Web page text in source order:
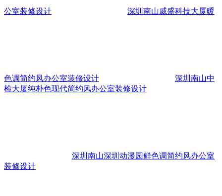
公室装修设计 深圳南山威盛科技大厦暖
色调简约风办公室装修设计
深圳南山中
检大厦纯朴色现代简约风办公室装修设计
深圳南山深圳动漫园鲜色调简约风办公室
装修设计